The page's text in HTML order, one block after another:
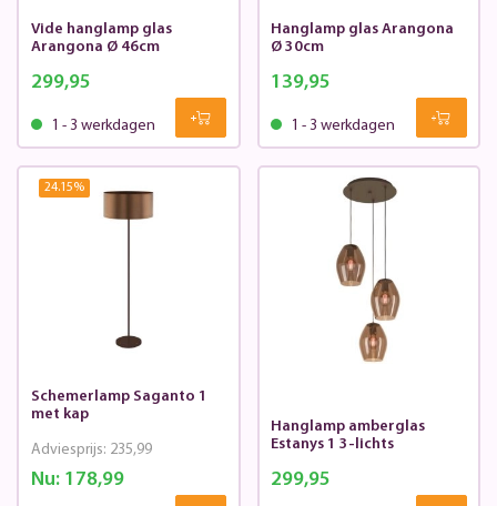
Vide hanglamp glas
Arangona Ø 46cm
299,95
1 - 3 werkdagen
Hanglamp glas Arangona
Ø 30cm
139,95
1 - 3 werkdagen
24.15%
Schemerlamp Saganto 1
met kap
Nu:178,99
Adviesprijs: 235,99
Hanglamp amberglas
Estanys 1 3-lichts
299,95